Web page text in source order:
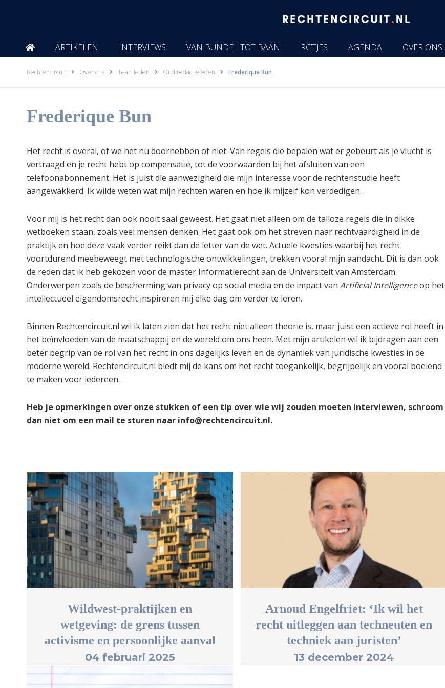
ARTIKELEN INTERVIEWS VAN BUNDEL TOT BAAN RC’TJES AGENDA OVER ONS
Rechtencircuit Over ons Teamleden Oud redactieleden Frederique Bun
Frederique Bun
Het recht is overal, of we het nu doorhebben of niet. Van regels die bepalen wat er gebeurt als je vlucht is
vertraagd en je recht hebt op compensatie, tot de voorwaarden bij het afsluiten van een
telefoonabonnement. Het is juist díe aanwezigheid die mijn interesse voor de rechtenstudie heeft
aangewakkerd. Ik wilde weten wat mijn rechten waren en hoe ik mijzelf kon verdedigen.
Voor mij is het recht dan ook nooit saai geweest. Het gaat niet alleen om de talloze regels die in dikke
wetboeken staan, zoals veel mensen denken. Het gaat ook om het streven naar rechtvaardigheid in de
praktijk en hoe deze vaak verder reikt dan de letter van de wet. Actuele kwesties waarbij het recht
voortdurend meebeweegt met technologische ontwikkelingen, trekken vooral mijn aandacht. Dit is dan ook
de reden dat ik heb gekozen voor de master Informatierecht aan de Universiteit van Amsterdam.
Onderwerpen zoals de bescherming van privacy op social media en de impact van Artificial Intelligenceop het
intellectueel eigendomsrecht inspireren mij elke dag om verder te leren.
Binnen Rechtencircuit.nl wil ik laten zien dat het recht niet alleen theorie is, maar juist een actieve rol heeft in
het beïnvloeden van de maatschappij en de wereld om ons heen. Met mijn artikelen wil ik bijdragen aan een
beter begrip van de rol van het recht in ons dagelijks leven en de dynamiek van juridische kwesties in de
moderne wereld. Rechtencircuit.nl biedt mij de kans om het recht toegankelijk, begrijpelijk en vooral boeiend
te maken voor iedereen.
Heb je opmerkingen over onze stukken of een tip over wie wij zouden moeten interviewen, schroom
dan niet om een mail te sturen naar info@rechtencircuit.nl.
Wildwest-praktijken en
wetgeving: de grens tussen
activisme en persoonlijke aanval
04 februari 2025
Arnoud Engelfriet: ‘Ik wil het
recht uitleggen aan techneuten en
techniek aan juristen’
13 december 2024